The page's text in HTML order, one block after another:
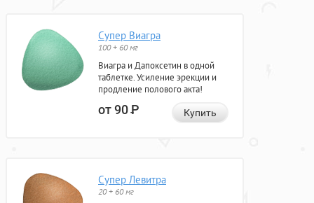
Супер Виагра
100 + 60 мг
Виагра и Дапоксетин в одной
таблетке. Усиление эрекции и
продление полового акта!
от 90Р Купить
Супер Левитра
20 + 60 мг